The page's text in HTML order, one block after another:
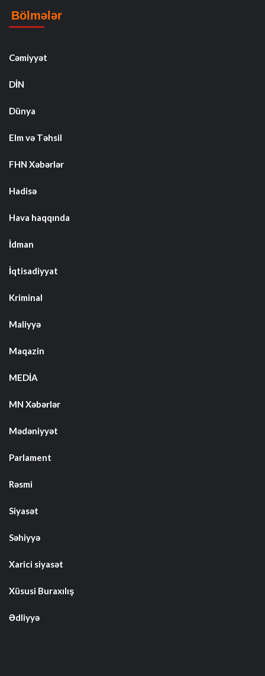
Bölmələr
Cəmiyyət
DİN
Dünya
Elm və Təhsil
FHN Xəbərlər
Hadisə
Hava haqqında
İdman
İqtisadiyyat
Kriminal
Maliyyə
Maqazin
MEDİA
MN Xəbərlər
Mədəniyyət
Parlament
Rəsmi
Siyasət
Səhiyyə
Xarici siyasət
Xüsusi Buraxılış
Ədliyyə